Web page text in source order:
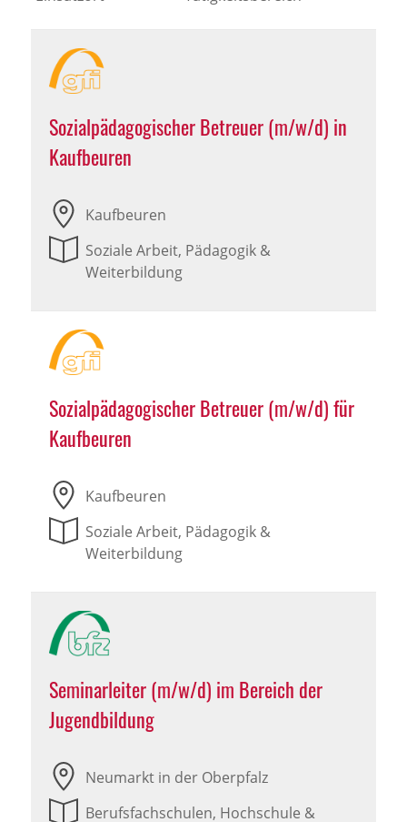
Sozialpädagogischer Betreuer (m/w/d) in
Kaufbeuren
Kaufbeuren
Soziale Arbeit, Pädagogik &
Weiterbildung
Sozialpädagogischer Betreuer (m/w/d) für
Kaufbeuren
Kaufbeuren
Soziale Arbeit, Pädagogik &
Weiterbildung
Seminarleiter (m/w/d) im Bereich der
Jugendbildung
Neumarkt in der Oberpfalz
Berufsfachschulen, Hochschule &